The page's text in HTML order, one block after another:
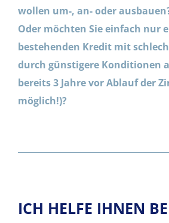
wollen um-, an- oder
Oder möchten Sie einfach nur
bestehenden Kredit mit
durch günstigere Konditionen
bereits 3 Jahre vor Ablauf der
möglich!)?
ICH HELFE IHNEN